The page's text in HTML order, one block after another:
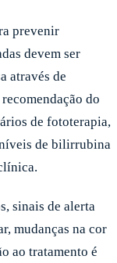
prevenir
devem ser
através de
do
de fototerapia,
de bilirrubina
sinais de alerta
mudanças na cor
ao tratamento é